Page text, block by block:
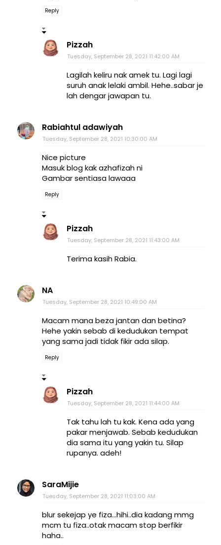
Reply
Pizzah
Tuesday, September 28, 2021 11:42:00 AM
Lagilah keliru nak amek tu. Lagi lagi
suruh anak lelaki ambil. Hehe..sabar je
lah dengar jawapan tu.
Rabiahtul adawiyah
Tuesday, September 28, 2021 10:30:00 AM
Nice picture
Masuk blog kak azhafizah ni
Gambar sentiasa lawaaa
Reply
Pizzah
Tuesday, September 28, 2021 11:43:00 AM
Terima kasih Rabia.
NA
Tuesday, September 28, 2021 10:49:00 AM
Macam mana beza jantan dan betina?
Hehe yakin sebab di kedudukan tempat
yang sama jadi tidak fikir ada silap.
Reply
Pizzah
Tuesday, September 28, 2021 11:44:00 AM
Tak tahu lah tu kak. Kena ada yang
pakar menjawab. Sebab kedudukan
dia sama itu yang yakin tu. Silap
rupanya. adeh!
SaraMijie
Tuesday, September 28, 2021 11:03:00 AM
blur sekejap ye fiza...hihi..dia kadang mmg
mcm tu fiza..otak macam stop berfikir
haha..